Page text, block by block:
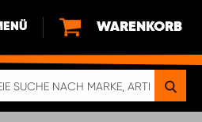
WARENKORB